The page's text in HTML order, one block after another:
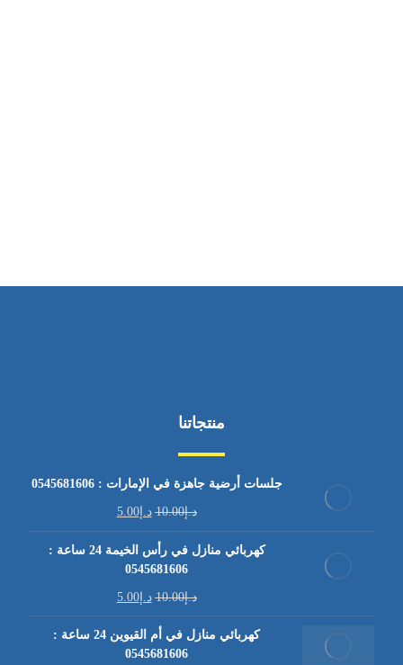
منتجاتنا
جلسات أرضية جاهزة في الإمارات : 0545681606
د.إ10.00 د.إ5.00
كهربائي منازل في رأس الخيمة 24 ساعة :
0545681606
د.إ10.00 د.إ5.00
كهربائي منازل في أم القيوين 24 ساعة :
0545681606